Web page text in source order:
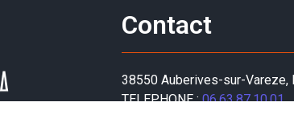
Contact
38550 Auberives-sur-Vareze,
TELEPHONE :06.63.87.10.01